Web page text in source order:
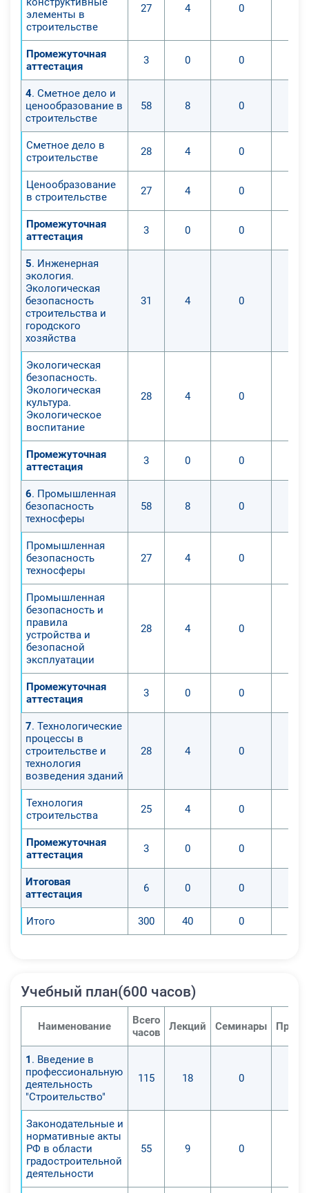
По окончании обучения Вы
следующие профессиональные
навыки:
согласно действующему
исследования, проектировать,
возводить, оценивать и
реконструировать здания и
обслуживание строящихся зданий;
— применять современное
строительства;
строительства объектов;
меры по предупреждению аварий и
элементы в
строительстве
27 4 0
Промежуточная
аттестация
3 0 0
4. Сметное дело и
ценообразование в
строительстве
58 8 0
Сметное дело в
строительстве
28 4 0
Ценообразование
в строительстве
27 4 0
Промежуточная
аттестация
3 0 0
5. Инженерная
экология.
Экологическая
безопасность
строительства и
городского
хозяйства
31 4 0
Экологическая
безопасность.
Экологическая
культура.
Экологическое
воспитание
28 4 0
Промежуточная
аттестация
3 0 0
6. Промышленная
безопасность
техносферы
58 8 0
Промышленная
безопасность
техносферы
27 4 0
Промышленная
безопасность и
правила
устройства и
безопасной
эксплуатации
28 4 0
Промежуточная
аттестация
3 0 0
7. Технологические
процессы в
строительстве и
технология
возведения зданий
28 4 0
Технология
строительства
25 4 0
Промежуточная
аттестация
3 0 0
Итоговая
аттестация
6 0 0
Итого 300 40 0
Учебный план(600 часов)
Наименование
Всего
часов
Лекций Семинары
1 . Введение в
профессиональную
деятельность
"Строительство"
115 18 0
Законодательные и
нормативные акты
РФ в области
градостроительной
деятельности
55 9 0